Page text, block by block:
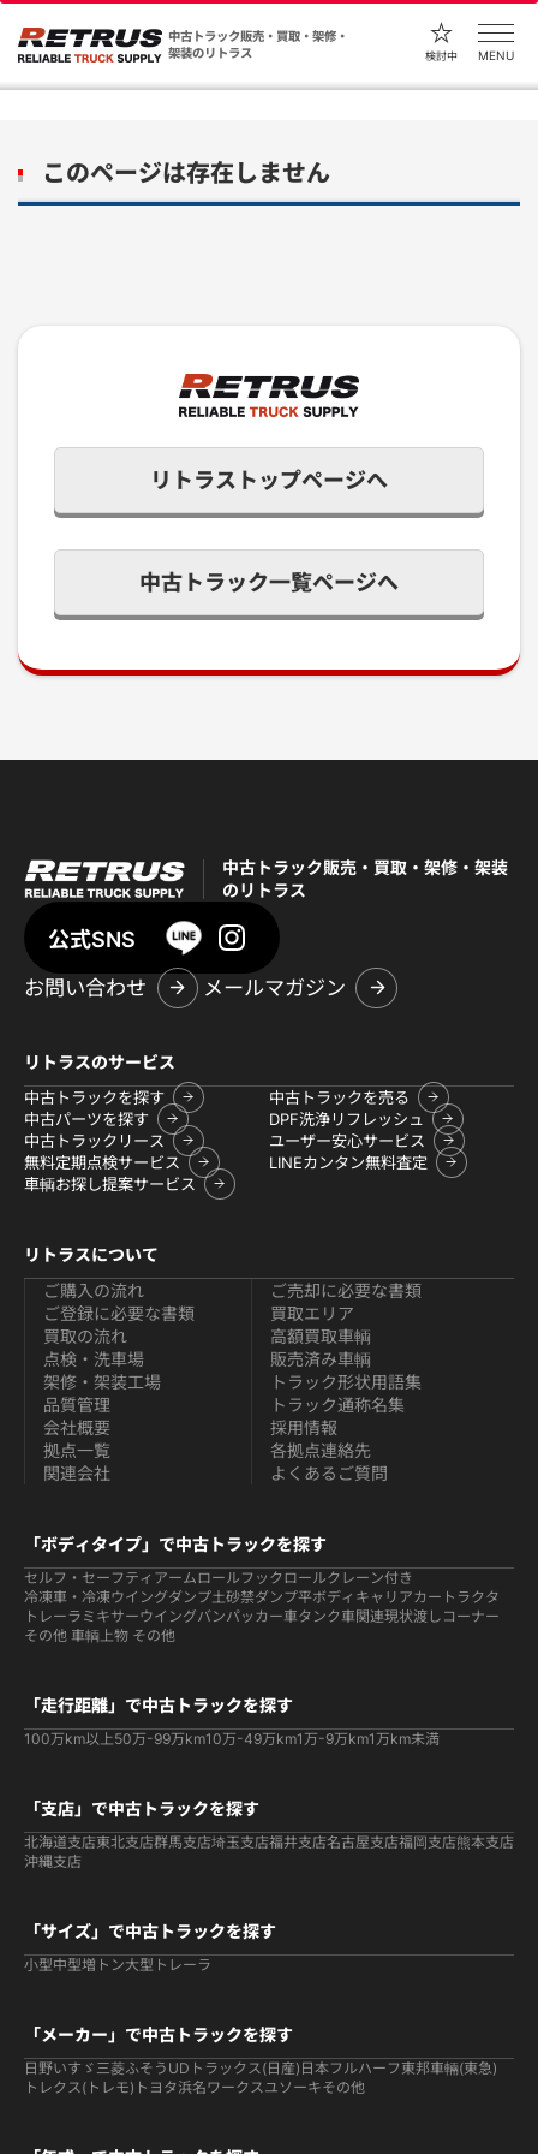
中古トラック販売・買取・架修・
架装のリトラス
検討中 MENU
このページは存在しません
リトラストップページへ
中古トラック一覧ページへ
中古トラック販売・買取・架修・架装
のリトラス
公式SNS
お問い合わせ
メールマガジン
リトラスのサービス
中古トラックを探す
中古トラックを売る
中古パーツを探す
DPF洗浄リフレッシュ
中古トラックリース
ユーザー安心サービス
無料定期点検サービス
LINEカンタン無料査定
車輌お探し提案サービス
リトラスについて
ご購入の流れ
ご登録に必要な書類
買取の流れ
ご売却に必要な書類
買取エリア
高額買取車輌
点検・洗車場
架修・架装工場
品質管理
販売済み車輌
トラック形状用語集
トラック通称名集
会社概要
拠点一覧
関連会社
採用情報
各拠点連絡先
よくあるご質問
「ボディタイプ」で中古トラックを探す
セルフ・セーフティ アームロールフックロールクレーン付き
冷凍車・冷凍ウイングダンプ土砂禁ダンプ平ボディ キャリアカー トラクタ
トレーラ ミキサーウイングバンパッカー車タンク車関連現状渡しコーナー
その他 車輌上物 その他
「走行距離」で中古トラックを探す
100万km以上50万-99万km10万-49万km1万-9万km1万km未満
「支店」で中古トラックを探す
北海道支店東北支店群馬支店埼玉支店福井支店名古屋支店福岡支店熊本支店
沖縄支店
「サイズ」で中古トラックを探す
小型中型増トン大型 トレーラ
「メーカー」で中古トラックを探す
日野いすゞ 三菱ふそう UDトラックス(日産) 日本フルハーフ 東邦車輛(東急)
トレクス(トレモ) トヨタ浜名ワークスユソーキその他